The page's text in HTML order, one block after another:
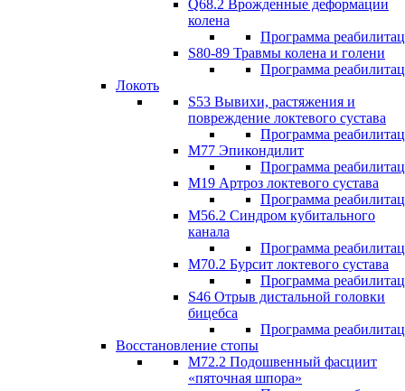
Q68.2 Врожденные деформации
колена
Программа
S80-89 Травмы колена и голени
Программа
Локоть
S53 Вывихи, растяжения и
повреждение локтевого сустава
Программа
М77 Эпикондилит
Программа
M19 Артроз локтевого сустава
Программа
М56.2 Синдром кубитального
канала
Программа
M70.2 Бурсит локтевого сустава
Программа
S46 Отрыв дистальной головки
бицебса
Программа
Восстановление стопы
М72.2 Подошвенный фасциит
«пяточная шпора»